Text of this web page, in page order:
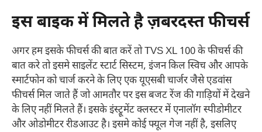
इस बाइक में मिलते है ज़बरदस्त फीचर्स
अगर हम इसके फीचर्स की बात करें तो TVS XL 100 के फीचर्स की
बात करे तो इसमे साइलेंट स्टार्ट सिस्टम, इंजन किल स्विच और आपके
स्मार्टफोन को चार्ज करने के लिए एक यूएसबी चार्जर जैसे एडवांस
फीचर्स मिल जाते हैं जो आमतौर पर इस बजट रेंज की गाड़ियों में देखने
के लिए नहीं मिलते हैं। इसके इंस्ट्रूमेंट क्लस्टर में एनालॉग स्पीडोमीटर
और ओडोमीटर रीडआउट है। इसमे कोई फ्यूल गेज नहीं है, इसलिए